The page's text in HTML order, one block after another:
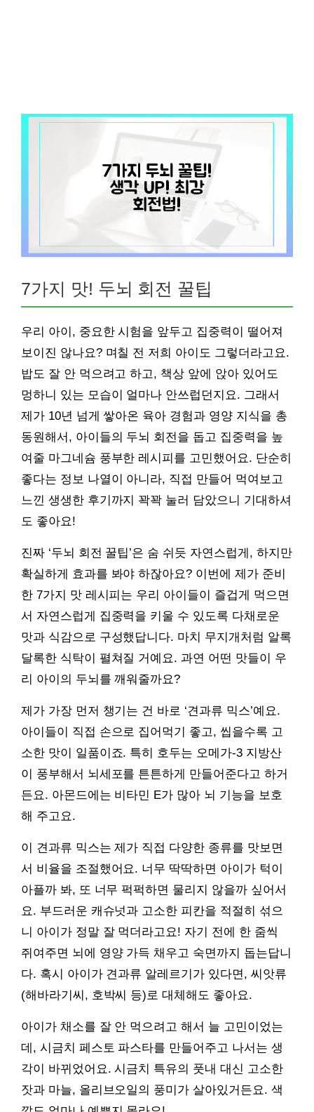
7가지 맛! 두뇌 회전 꿀팁
우리 아이, 중요한 시험을 앞두고 집중력이 떨어져
보이진 않나요? 며칠 전 저희 아이도 그렇더라고요.
밥도 잘 안 먹으려고 하고, 책상 앞에 앉아 있어도
멍하니 있는 모습이 얼마나 안쓰럽던지요. 그래서
제가 10년 넘게 쌓아온 육아 경험과 영양 지식을 총
동원해서, 아이들의 두뇌 회전을 돕고 집중력을 높
여줄 마그네슘 풍부한 레시피를 고민했어요. 단순히
좋다는 정보 나열이 아니라, 직접 만들어 먹여보고
느낀 생생한 후기까지 꽉꽉 눌러 담았으니 기대하셔
도 좋아요!
진짜 ‘두뇌 회전 꿀팁’은 숨 쉬듯 자연스럽게, 하지만
확실하게 효과를 봐야 하잖아요? 이번에 제가 준비
한 7가지 맛 레시피는 우리 아이들이 즐겁게 먹으면
서 자연스럽게 집중력을 키울 수 있도록 다채로운
맛과 식감으로 구성했답니다. 마치 무지개처럼 알록
달록한 식탁이 펼쳐질 거예요. 과연 어떤 맛들이 우
리 아이의 두뇌를 깨워줄까요?
제가 가장 먼저 챙기는 건 바로 ‘견과류 믹스’예요.
아이들이 직접 손으로 집어먹기 좋고, 씹을수록 고
소한 맛이 일품이죠. 특히 호두는 오메가-3 지방산
이 풍부해서 뇌세포를 튼튼하게 만들어준다고 하거
든요. 아몬드에는 비타민 E가 많아 뇌 기능을 보호
해 주고요.
이 견과류 믹스는 제가 직접 다양한 종류를 맛보면
서 비율을 조절했어요. 너무 딱딱하면 아이가 턱이
아플까 봐, 또 너무 퍽퍽하면 물리지 않을까 싶어서
요. 부드러운 캐슈넛과 고소한 피칸을 적절히 섞으
니 아이가 정말 잘 먹더라고요! 자기 전에 한 줌씩
쥐여주면 뇌에 영양 가득 채우고 숙면까지 돕는답니
다. 혹시 아이가 견과류 알레르기가 있다면, 씨앗류
(해바라기씨, 호박씨 등)로 대체해도 좋아요.
아이가 채소를 잘 안 먹으려고 해서 늘 고민이었는
데, 시금치 페스토 파스타를 만들어주고 나서는 생
각이 바뀌었어요. 시금치 특유의 풋내 대신 고소한
잣과 마늘, 올리브오일의 풍미가 살아있거든요. 색